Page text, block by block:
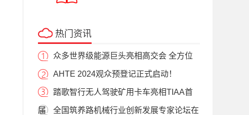
热门资讯
众多世界级能源巨头亮相高交会 全方位
AHTE 2024观众预登记正式启动！
踏歌智行无人驾驶矿用卡车亮相TIAA首
届 全国筑养路机械行业创新发展专家论坛在